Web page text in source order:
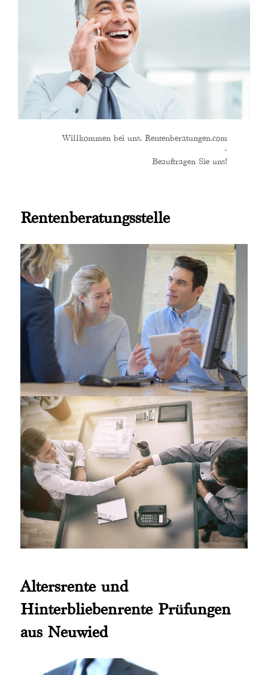
Willkommen bei uns. Rentenberatungen.com
-
Beauftragen Sie uns!
Rentenberatungsstelle
Altersrente und
Hinterbliebenrente Prüfungen
aus Neuwied